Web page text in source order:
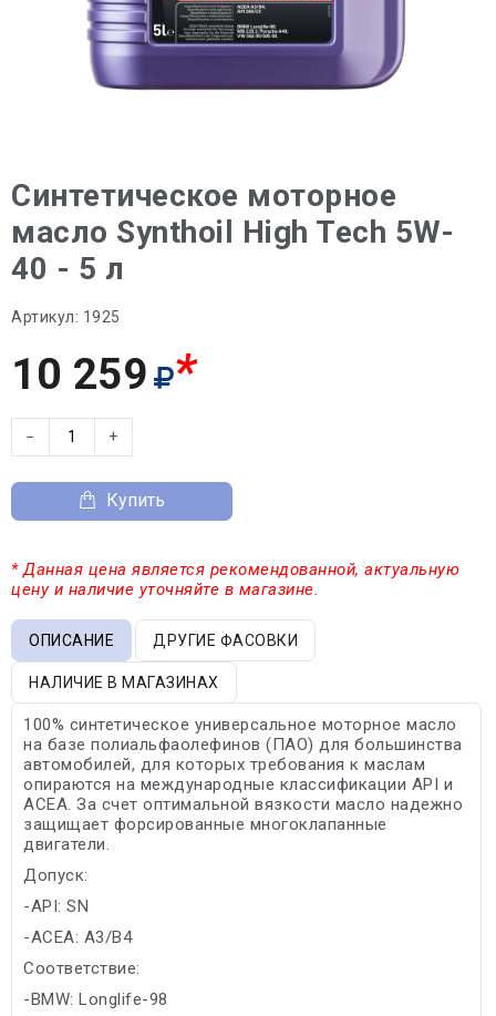
Синтетическое моторное
масло Synthoil High Tech 5W-
40 - 5 л
Артикул: 1925
10 259 *
− +
Купить
* Данная цена является рекомендованной, актуальную
цену и наличие уточняйте в магазине.
ОПИСАНИЕ ДРУГИЕ ФАСОВКИ
НАЛИЧИЕ В МАГАЗИНАХ
100% синтетическое универсальное моторное масло
на базе полиальфаолефинов (ПАО) для большинства
автомобилей, для которых требования к маслам
опираются на международные классификации API и
ACEA. За счет оптимальной вязкости масло надежно
защищает форсированные многоклапанные
двигатели.
Допуск:
-API: SN
-ACEA: A3/B4
Соответствие:
-BMW: Longlife-98